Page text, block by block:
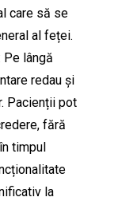
care să se
al feței.
Pe lângă
redau și
Pacienții pot
fără
timpul
la